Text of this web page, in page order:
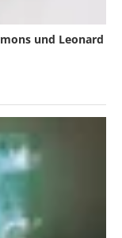
und Leonard